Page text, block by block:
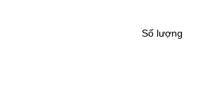
Số lượng